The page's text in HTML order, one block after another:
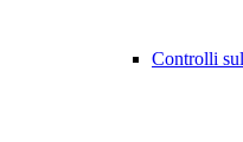
Controlli